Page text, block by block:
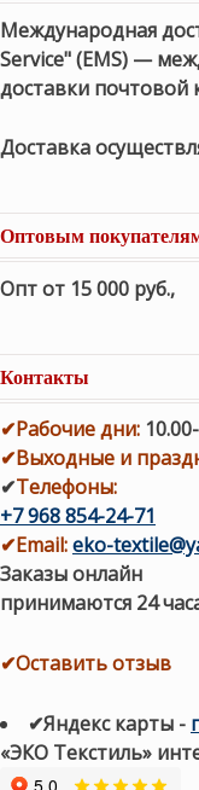
Международная
Service" (EMS) —
доставки почтовой
Доставка
Оптовым
Опт от 15 000 руб.,
Контакты
✔Рабочие дни:
✔Выходные и
✔Телефоны:
+7 968 854-24-71
✔Email:eko-
Заказы онлайн
принимаются 24
✔Оставить отзыв
✔Яндекс карты -
«ЭКО Текстиль»